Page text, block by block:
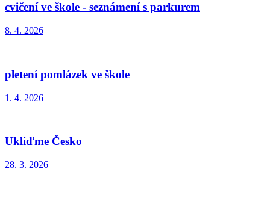
cvičení ve škole - seznámení s parkurem
8. 4. 2026
pletení pomlázek ve škole
1. 4. 2026
Ukliďme Česko
28. 3. 2026